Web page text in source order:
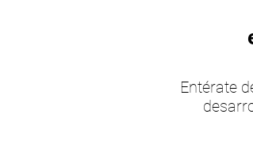
Entérate